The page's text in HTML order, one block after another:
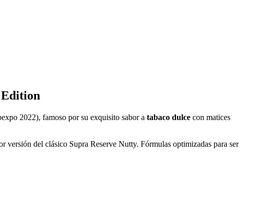
Edition
2022), famoso por su exquisito sabor a tabaco dulce con matices
versión del clásico Supra Reserve Nutty. Fórmulas optimizadas para ser